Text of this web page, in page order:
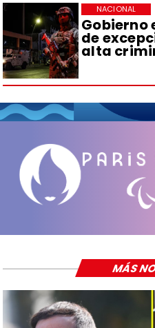
Gobierno
de
alta
NACIONAL
MÁS